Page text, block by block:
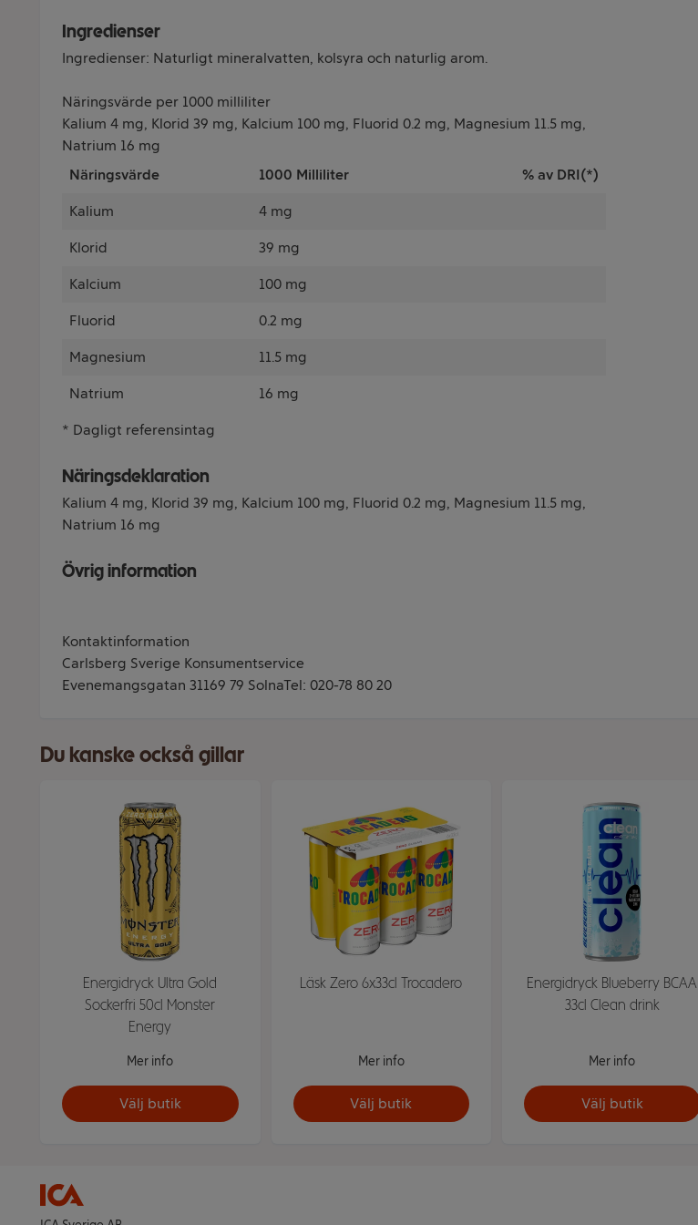
Ingredienser
Ingredienser: Naturligt mineralvatten, kolsyra och naturlig arom.
Näringsvärde per 1000 milliliter
Kalium 4 mg, Klorid 39 mg, Kalcium 100 mg, Fluorid 0.2 mg, Magnesium 11.5 mg,
Natrium 16 mg
Näringsvärde
1000 Milliliter % av DRI(*)
Kalium 4 mg
Klorid 39 mg
Kalcium 100 mg
Fluorid 0.2 mg
Magnesium 11.5 mg
Natrium 16 mg
* Dagligt referensintag
Näringsdeklaration
Kalium 4 mg, Klorid 39 mg, Kalcium 100 mg, Fluorid 0.2 mg, Magnesium 11.5 mg,
Natrium 16 mg
Övrig information
Kontaktinformation
Carlsberg Sverige Konsumentservice
Evenemangsgatan 31169 79 SolnaTel: 020-78 80 20
Du kanske också gillar
Energidryck Ultra Gold
Sockerfri 50cl Monster
Energy
Mer info
Välj butik
Läsk Zero 6x33cl Trocadero
Mer info
Välj butik
Energidryck Blueberry BCAA
33cl Clean drink
Mer info
Välj butik